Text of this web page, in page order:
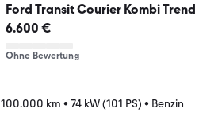
Ford Transit Courier Kombi Trend
6.600 €
Ohne Bewertung
100.000 km • 74 kW (101 PS) • Benzin